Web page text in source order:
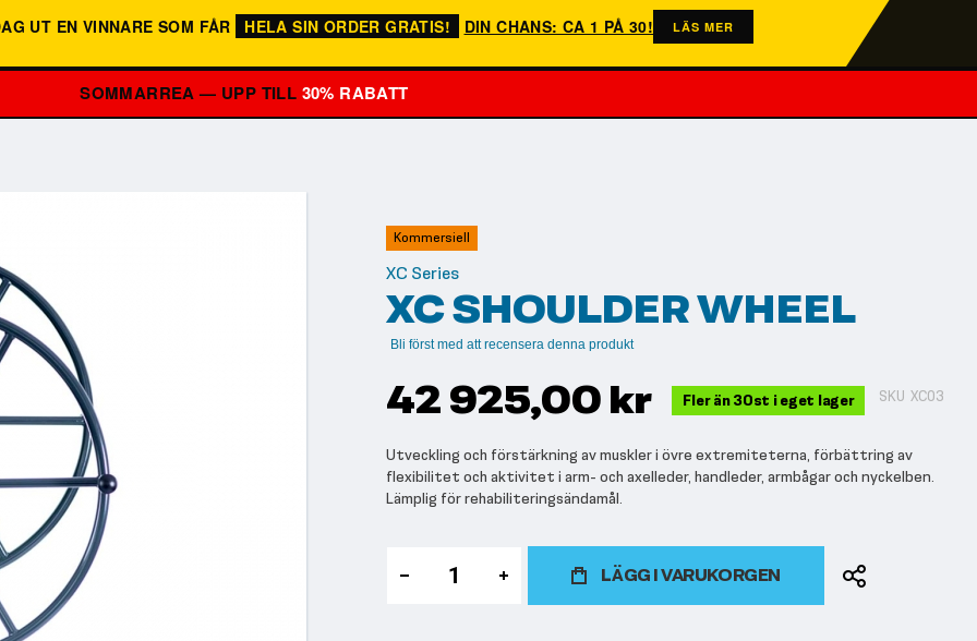
UT EN VINNARE SOM FÅR HELA SIN ORDER GRATIS! DIN CHANS: CA 1 PÅ 30! LÄS MER
SOMMARREA — UPP TILL 30% RABATT
Kommersiell
XC Series
XC SHOULDER WHEEL
Bli först med att recensera denna produkt
42 925,00 kr Fler än 30st i eget lager SKU XC03
Utveckling och förstärkning av muskler i övre extremiteterna, förbättring av
flexibilitet och aktivitet i arm- och axelleder, handleder, armbågar och nyckelben.
Lämplig för rehabiliteringsändamål.
LÄGG I VARUKORGEN